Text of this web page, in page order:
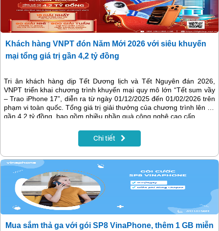
Khách hàng VNPT đón Năm Mới 2026 với siêu khuyến
mại tổng giá trị gần 4,2 tỷ đồng
Tri ân khách hàng dịp Tết Dương lịch và Tết Nguyên đán 2026,
VNPT triển khai chương trình khuyến mại quy mô lớn “Tết sum vầy
– Trao iPhone 17”, diễn ra từ ngày 01/12/2025 đến 01/02/2026 trên
phạm vi toàn quốc. Tổng giá trị giải thưởng của chương trình lên tới
gần 4,2 tỷ đồng, bao gồm nhiều phần quà công nghệ cao cấp.
Chi tiết
Mua sắm thả ga với gói SP8 VinaPhone, thêm 1 GB miễn